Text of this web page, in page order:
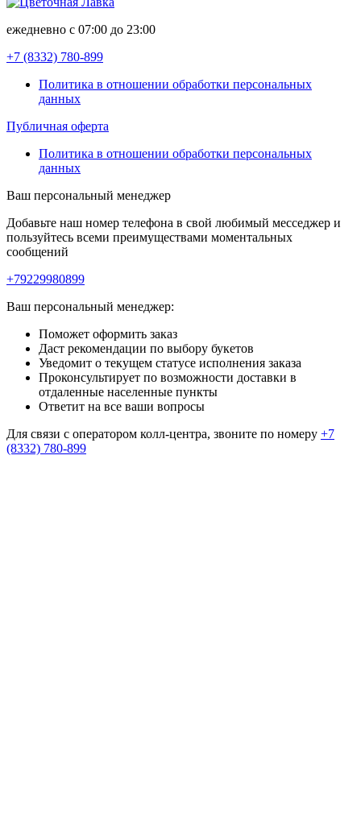
ежедневно с 07:00 до 23:00
+7 (8332) 780-899
Политика в отношении обработки персональных
данных
Публичная оферта
Политика в отношении обработки персональных
данных
Ваш персональный менеджер
Добавьте наш номер телефона в свой любимый месседжер и
пользуйтесь всеми преимуществами моментальных
сообщений
+79229980899
Ваш персональный менеджер:
Поможет оформить заказ
Даст рекомендации по выбору букетов
Уведомит о текущем статусе исполнения заказа
Проконсультирует по возможности доставки в
отдаленные населенные пункты
Ответит на все ваши вопросы
Для связи с оператором колл-центра, звоните по номеру +7
(8332) 780-899